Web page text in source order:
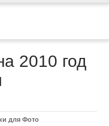
2010 год
для Фото